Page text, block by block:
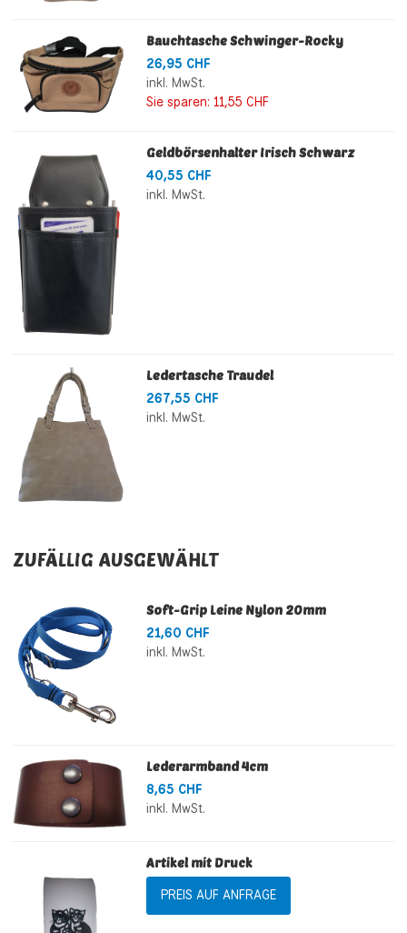
Bauchtasche Schwinger-Rocky
26,95 CHF
inkl. MwSt.
Sie sparen: 11,55 CHF
Geldbörsenhalter Irisch Schwarz
40,55 CHF
inkl. MwSt.
Ledertasche Traudel
267,55 CHF
inkl. MwSt.
ZUFÄLLIG AUSGEWÄHLT
Soft-Grip Leine Nylon 20mm
21,60 CHF
inkl. MwSt.
Lederarmband 4cm
8,65 CHF
inkl. MwSt.
Artikel mit Druck
PREIS AUF ANFRAGE